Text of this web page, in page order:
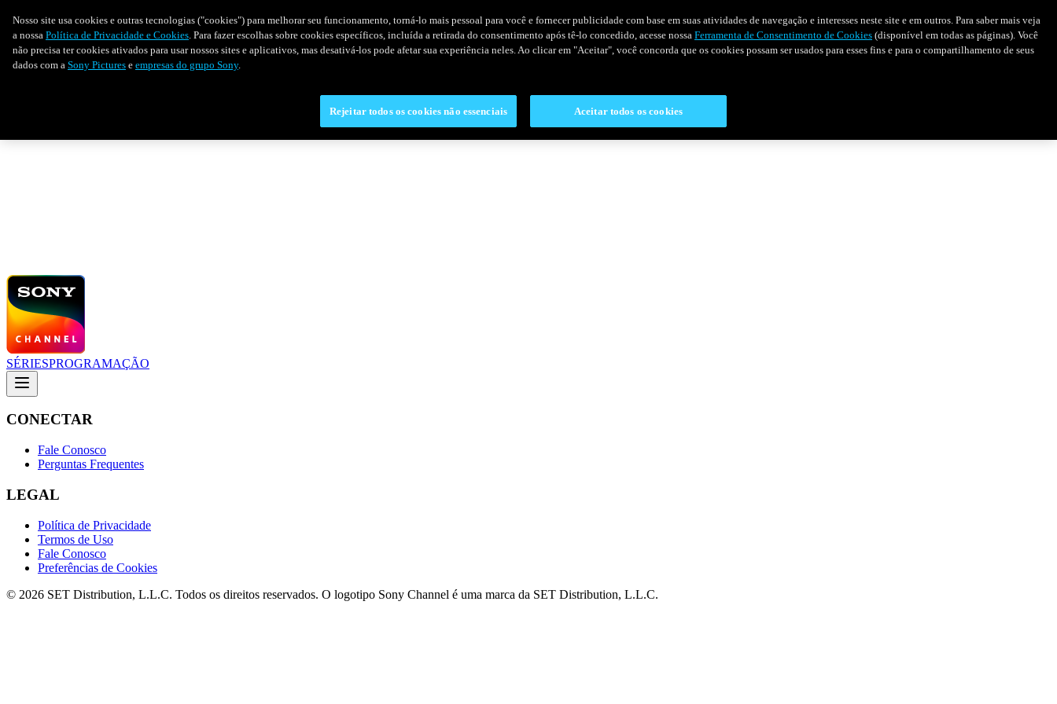
SÉRIESPROGRAMAÇÃO
CONECTAR
Fale Conosco
Perguntas Frequentes
LEGAL
Política de Privacidade
Termos de Uso
Fale Conosco
Preferências de Cookies
© 2026 SET Distribution, L.L.C. Todos os direitos reservados. O logotipo Sony Channel é uma marca da SET Distribution, L.L.C.
Nosso site usa cookies e outras tecnologias ("cookies") para melhorar seu funcionamento, torná-lo mais pessoal para você e fornecer publicidade com base em suas atividades de navegação e interesses neste site e em outros. Para saber mais veja
a nossa Política de Privacidade e Cookies. Para fazer escolhas sobre cookies específicos, incluída a retirada do consentimento após tê-lo concedido, acesse nossa Ferramenta de Consentimento de Cookies (disponível em todas as páginas). Você
não precisa ter cookies ativados para usar nossos sites e aplicativos, mas desativá-los pode afetar sua experiência neles. Ao clicar em "Aceitar", você concorda que os cookies possam ser usados para esses fins e para o compartilhamento de seus
dados com a Sony Pictures e empresas do grupo Sony.
Rejeitar todos os cookies não essenciais Aceitar todos os cookies